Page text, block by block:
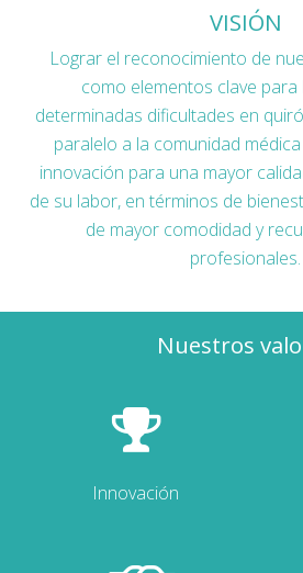
VISIÓN
Lograr el reconocimiento de
como elementos clave para
determinadas dificultades en
paralelo a la comunidad
innovación para una mayor
de su labor, en términos de
de mayor comodidad y
profesionales.
Nuestros
Innovación